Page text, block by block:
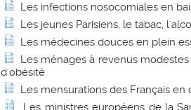
Les infections nosocomiales en
Les jeunes Parisiens, le tabac,
Les médecines douces en plein
Les ménages à revenus
d'obésité
Les mensurations des Français en
Les ministres européens de la